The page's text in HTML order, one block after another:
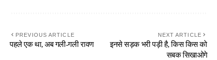
PREVIOUS ARTICLE
पहले एक था, अब गली-गली रावण
NEXT ARTICLE
इनसे सड़क भरी पड़ी है, किस किस को
सबक सिखाओगे